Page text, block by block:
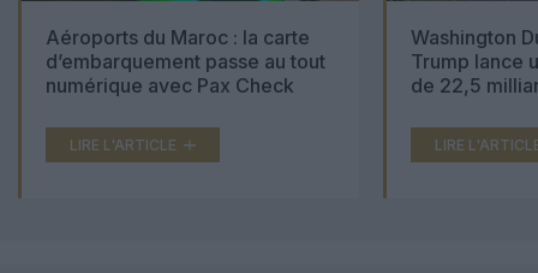
Aéroports du Maroc : la carte
d’embarquement passe au tout
numérique avec Pax Check
LIRE L'ARTICLE
Washington
Trump lance
de 22,5
LIRE